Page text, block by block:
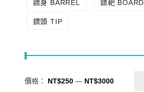
鏢身 BARREL 鏢靶 BOARD
鏢頭 TIP
價格： NT$250— NT$3000